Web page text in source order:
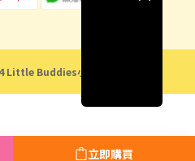
立即購買
Buddies小伙子